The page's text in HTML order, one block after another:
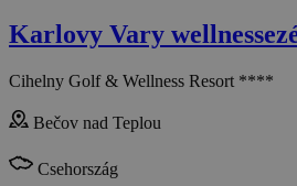
Karlovy Vary
Cihelny Golf & Wellness Resort ****
Bečov nad Teplou
Csehország